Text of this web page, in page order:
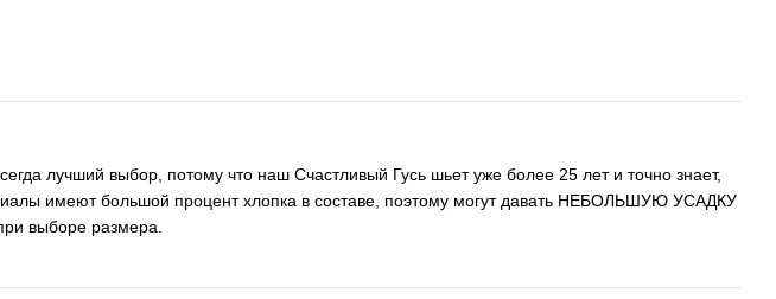
лучший выбор, потому что наш Счастливый Гусь шьет уже более 25 лет и точно знает,
имеют большой процент хлопка в составе, поэтому могут давать НЕБОЛЬШУЮ УСАДКУ
выборе размера.